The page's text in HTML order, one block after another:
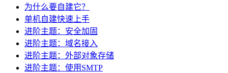
为什么要自建它？
单机自建快速上手
进阶主题：安全加固
进阶主题：域名接入
进阶主题：外部对象存储
进阶主题：使用SMTP